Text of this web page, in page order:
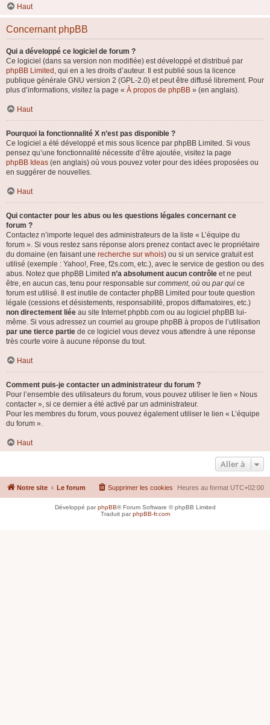
Haut
Concernant phpBB
Qui a développé ce logiciel de forum ?
Ce logiciel (dans sa version non modifiée) est développé et distribué par
phpBB Limited , qui en a les droits d’auteur. Il est publié sous la licence
publique générale GNU version 2 (GPL-2.0) et peut être diffusé librement. Pour
plus d’informations, visitez la page « À propos de phpBB » (en anglais).
Haut
Pourquoi la fonctionnalité X n’est pas disponible ?
Ce logiciel a été développé et mis sous licence par phpBB Limited. Si vous
pensez qu’une fonctionnalité nécessite d’être ajoutée, visitez la page
phpBB Ideas (en anglais) où vous pouvez voter pour des idées proposées ou
en suggérer de nouvelles.
Haut
Qui contacter pour les abus ou les questions légales concernant ce
forum ?
Contactez n’importe lequel des administrateurs de la liste « L’équipe du
forum ». Si vous restez sans réponse alors prenez contact avec le propriétaire
du domaine (en faisant une recherche sur whois) ou si un service gratuit est
utilisé (exemple : Yahoo!, Free, f2s.com, etc.), avec le service de gestion ou des
abus. Notez que phpBB Limited n’a absolument aucun contrôle et ne peut
être, en aucun cas, tenu pour responsable sur comment, où ou par qui ce
forum est utilisé. Il est inutile de contacter phpBB Limited pour toute question
légale (cessions et désistements, responsabilité, propos diffamatoires, etc.)
non directement liée au site Internet phpbb.com ou au logiciel phpBB lui-
même. Si vous adressez un courriel au groupe phpBB à propos de l’utilisation
par une tierce partie de ce logiciel vous devez vous attendre à une réponse
très courte voire à aucune réponse du tout.
Haut
Comment puis-je contacter un administrateur du forum ?
Pour l’ensemble des utilisateurs du forum, vous pouvez utiliser le lien « Nous
contacter », si ce dernier a été activé par un administrateur.
Pour les membres du forum, vous pouvez également utiliser le lien « L’équipe
du forum ».
Haut
Aller à
Notre site Le forum Heures au format UTC+02:00
Supprimer les cookies
Développé parphpBB® Forum Software © phpBB Limited
Traduit parphpBB-fr.com